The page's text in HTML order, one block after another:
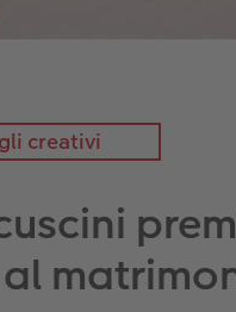
creativi